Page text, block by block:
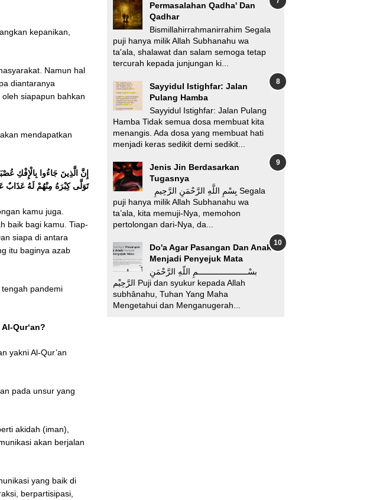
kepanikan,
Namun hal
diantaranya
siapapun bahkan
mendapatkan
إِنَّ الَّذِينَ جَاءُوا بِالْإِفْكِ
تَوَلَّى كِبْرَهُ مِنْهُمْ لَهُ عَذَابٌ
kamu juga.
baik bagi kamu. Tiap-
siapa di antara
itu baginya azab
pandemi
Qur‘an?
yakni Al-Qur’an
pada unsur yang
akidah (iman),
akan berjalan
yang baik di
berpartisipasi,
Permasalahan Qadha' Dan
Qadhar
Bismillahirrahmanirrahim Segala
puji hanya milik Allah Subhanahu wa
ta'ala, shalawat dan salam semoga tetap
tercurah kepada junjungan ki...
Sayyidul Istighfar: Jalan
Pulang Hamba
Sayyidul Istighfar: Jalan Pulang
Hamba Tidak semua dosa membuat kita
menangis. Ada dosa yang membuat hati
menjadi keras sedikit demi sedikit...
Jenis Jin Berdasarkan
Tugasnya
puji hanya milik Allah Subhanahu wa
ta’ala, kita memuji-Nya, memohon
pertolongan dari-Nya, da...
Do'a Agar Pasangan Dan Anak
Menjadi Penyejuk Mata
بسْـــــــــــــــــــــمِ اللّهِ الرَّحْمَنِ
الرَّحِيْم Puji dan syukur kepada Allah
subhânahu, Tuhan Yang Maha
Mengetahui dan Menganugerah...